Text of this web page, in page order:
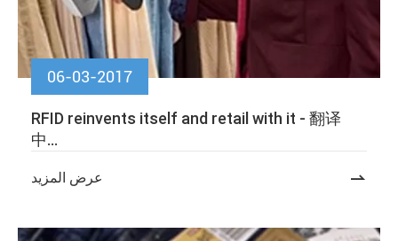
06-03-2017
RFID reinvents itself and retail with it - 翻译
中...
عرض المزيد 